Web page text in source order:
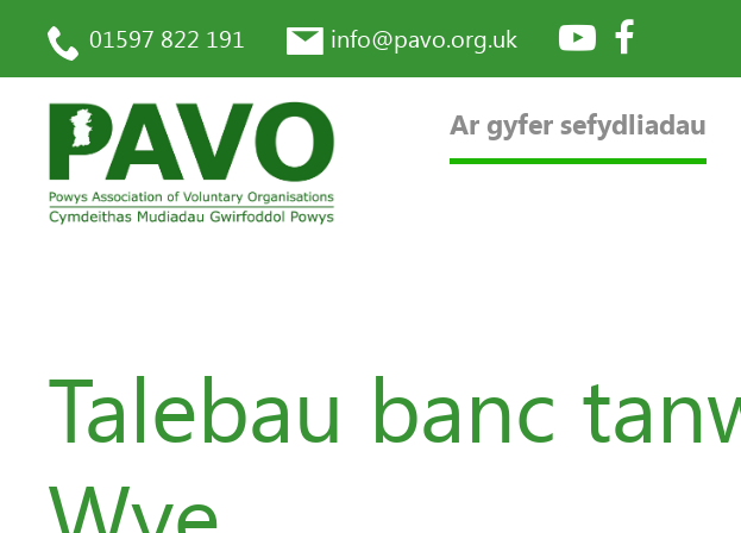
01597 822 191 info@pavo.org.uk
Ar gyfer sefydliadau
Talebau banc